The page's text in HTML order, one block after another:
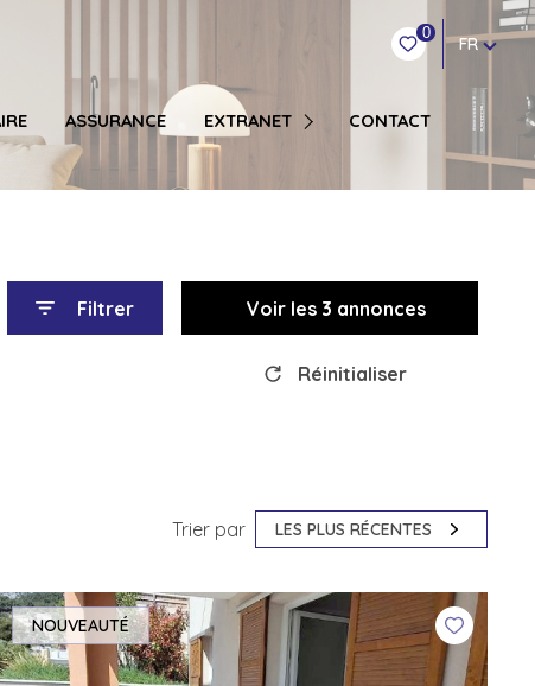
0
FR
/ ENTREPOT
ASSURANCE EXTRANET
COPROPRIÉTAIRE SYNDIC
LOCATION GESTION
TRANSACTION VENTE
CONTACT
Filtrer Voir les 3 annonces
Réinitialiser
Trier par LES PLUS RÉCENTES
NOUVEAUTÉ